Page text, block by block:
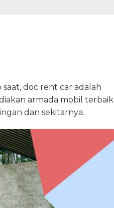
doc rent car adalah
armada mobil terbaik
dan sekitarnya.